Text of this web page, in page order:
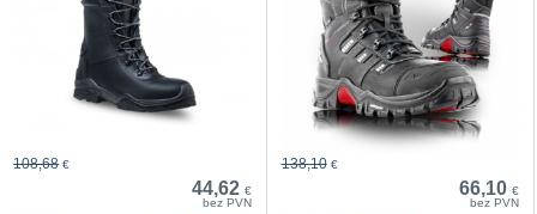
44,62 €
bez PVN
108,68 €
66,10 €
bez PVN
138,10 €